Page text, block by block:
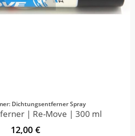
Dichtungsentferner Spray
| Re-Move | 300 ml
12,00 €